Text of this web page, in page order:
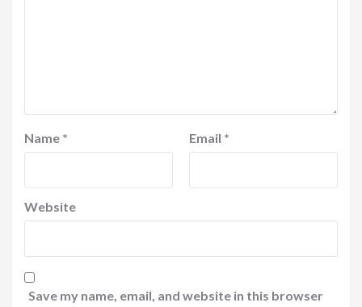
Name * Email *
Website
Save my name, email, and website in this browser